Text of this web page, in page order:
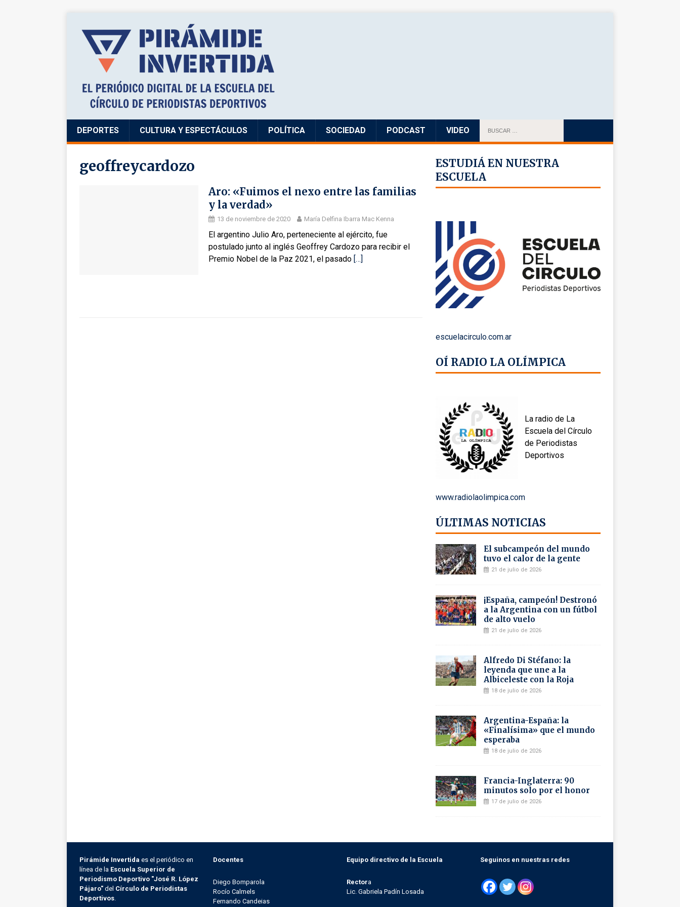
DEPORTES CULTURA Y ESPECTÁCULOS POLÍTICA SOCIEDAD PODCAST VIDEO
geoffreycardozo
Aro: «Fuimos el nexo entre las familias
y la verdad»
13 de noviembre de 2020 María Delfina Ibarra Mac Kenna
El argentino Julio Aro, perteneciente al ejército, fue
postulado junto al inglés Geoffrey Cardozo para recibir el
Premio Nobel de la Paz 2021, el pasado […]
ESTUDIÁ EN NUESTRA
ESCUELA
escuelacirculo.com.ar
OÍ RADIO LA OLÍMPICA
La radio de La
Escuela del Círculo
de Periodistas
Deportivos
www.radiolaolimpica.com
ÚLTIMAS NOTICIAS
El subcampeón del mundo
tuvo el calor de la gente
21 de julio de 2026
¡España, campeón! Destronó
a la Argentina con un fútbol
de alto vuelo
21 de julio de 2026
Alfredo Di Stéfano: la
leyenda que une a la
Albiceleste con la Roja
18 de julio de 2026
Argentina-España: la
«Finalísima» que el mundo
esperaba
18 de julio de 2026
Francia-Inglaterra: 90
minutos solo por el honor
17 de julio de 2026
Pirámide Invertida es el periódico en
línea de la Escuela Superior de
Periodismo Deportivo "José R. López
Pájaro" del Círculo de Periodistas
Deportivos
Docentes
Diego Bomparola
Rocío Calmels
Fernando Candeias
Equipo directivo de la Escuela
Rectora
Lic. Gabriela Padín Losada
Seguinos en nuestras redes